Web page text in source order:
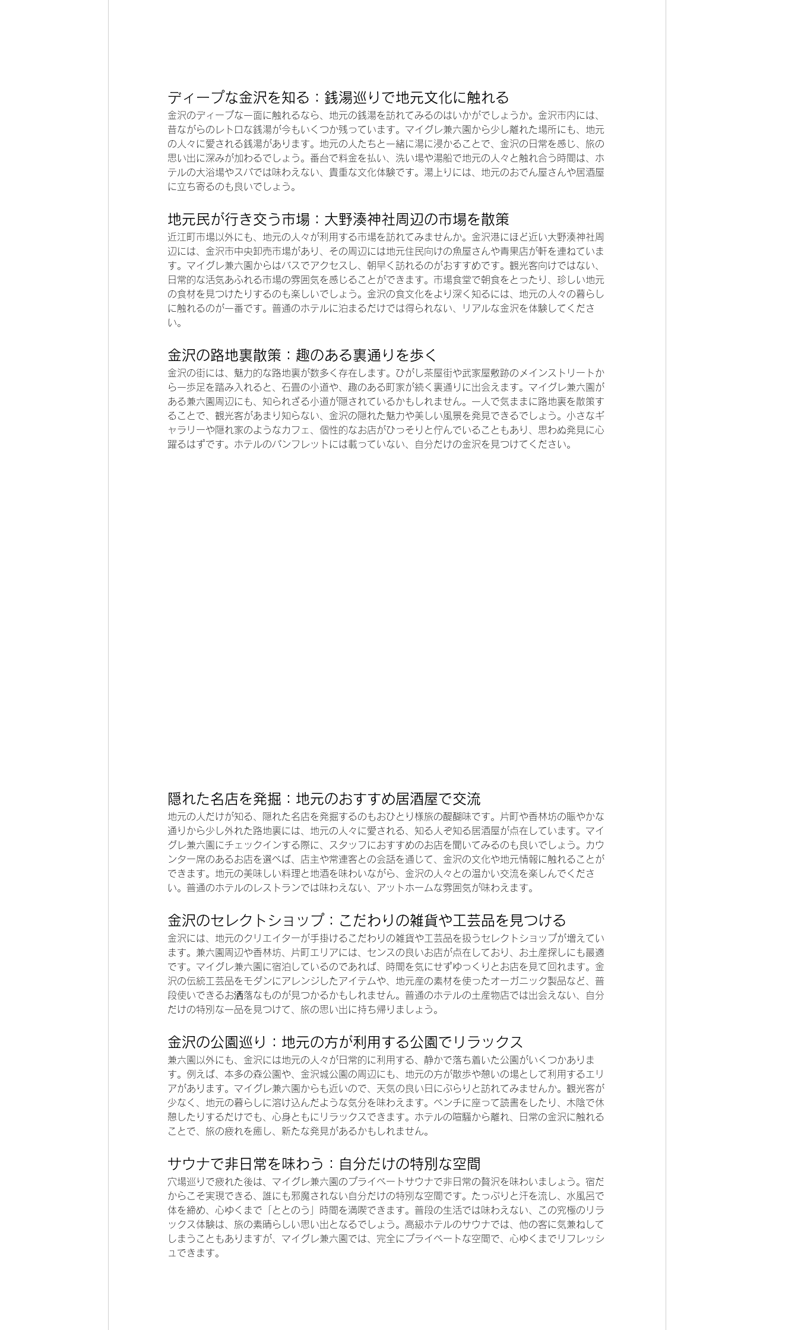
ディープな金沢を知る：銭湯巡りで地元文化に触れる
金沢のディープな一面に触れるなら、地元の銭湯を訪れてみるのはいかがでしょうか。金沢市内には、
昔ながらのレトロな銭湯が今もいくつか残っています。マイグレ兼六園から少し離れた場所にも、地元
の人々に愛される銭湯があります。地元の人たちと一緒に湯に浸かることで、金沢の日常を感じ、旅の
思い出に深みが加わるでしょう。番台で料金を払い、洗い場や湯船で地元の人々と触れ合う時間は、ホ
テルの大浴場やスパでは味わえない、貴重な文化体験です。湯上りには、地元のおでん屋さんや居酒屋
に立ち寄るのも良いでしょう。
地元民が行き交う市場：大野湊神社周辺の市場を散策
近江町市場以外にも、地元の人々が利用する市場を訪れてみませんか。金沢港にほど近い大野湊神社周
辺には、金沢市中央卸売市場があり、その周辺には地元住民向けの魚屋さんや青果店が軒を連ねていま
す。マイグレ兼六園からはバスでアクセスし、朝早く訪れるのがおすすめです。観光客向けではない、
日常的な活気あふれる市場の雰囲気を感じることができます。市場食堂で朝食をとったり、珍しい地元
の食材を見つけたりするのも楽しいでしょう。金沢の食文化をより深く知るには、地元の人々の暮らし
に触れるのが一番です。普通のホテルに泊まるだけでは得られない、リアルな金沢を体験してくださ
い。
金沢の路地裏散策：趣のある裏通りを歩く
金沢の街には、魅力的な路地裏が数多く存在します。ひがし茶屋街や武家屋敷跡のメインストリートか
ら一歩足を踏み入れると、石畳の小道や、趣のある町家が続く裏通りに出会えます。マイグレ兼六園が
ある兼六園周辺にも、知られざる小道が隠されているかもしれません。一人で気ままに路地裏を散策す
ることで、観光客があまり知らない、金沢の隠れた魅力や美しい風景を発見できるでしょう。小さなギ
ャラリーや隠れ家のようなカフェ、個性的なお店がひっそりと佇んでいることもあり、思わぬ発見に心
躍るはずです。ホテルのパンフレットには載っていない、自分だけの金沢を見つけてください。
隠れた名店を発掘：地元のおすすめ居酒屋で交流
地元の人だけが知る、隠れた名店を発掘するのもおひとり様旅の醍醐味です。片町や香林坊の賑やかな
通りから少し外れた路地裏には、地元の人々に愛される、知る人ぞ知る居酒屋が点在しています。マイ
グレ兼六園にチェックインする際に、スタッフにおすすめのお店を聞いてみるのも良いでしょう。カウ
ンター席のあるお店を選べば、店主や常連客との会話を通じて、金沢の文化や地元情報に触れることが
できます。地元の美味しい料理と地酒を味わいながら、金沢の人々との温かい交流を楽しんでくださ
い。普通のホテルのレストランでは味わえない、アットホームな雰囲気が味わえます。
金沢のセレクトショップ：こだわりの雑貨や工芸品を見つける
金沢には、地元のクリエイターが手掛けるこだわりの雑貨や工芸品を扱うセレクトショップが増えてい
ます。兼六園周辺や香林坊、片町エリアには、センスの良いお店が点在しており、お土産探しにも最適
です。マイグレ兼六園に宿泊しているのであれば、時間を気にせずゆっくりとお店を見て回れます。金
沢の伝統工芸品をモダンにアレンジしたアイテムや、地元産の素材を使ったオーガニック製品など、普
段使いできるお洒落なものが見つかるかもしれません。普通のホテルの土産物店では出会えない、自分
だけの特別な一品を見つけて、旅の思い出に持ち帰りましょう。
金沢の公園巡り：地元の方が利用する公園でリラックス
兼六園以外にも、金沢には地元の人々が日常的に利用する、静かで落ち着いた公園がいくつかありま
す。例えば、本多の森公園や、金沢城公園の周辺にも、地元の方が散歩や憩いの場として利用するエリ
アがあります。マイグレ兼六園からも近いので、天気の良い日にぶらりと訪れてみませんか。観光客が
少なく、地元の暮らしに溶け込んだような気分を味わえます。ベンチに座って読書をしたり、木陰で休
憩したりするだけでも、心身ともにリラックスできます。ホテルの喧騒から離れ、日常の金沢に触れる
ことで、旅の疲れを癒し、新たな発見があるかもしれません。
サウナで非日常を味わう：自分だけの特別な空間
穴場巡りで疲れた後は、マイグレ兼六園のプライベートサウナで非日常の贅沢を味わいましょう。宿だ
からこそ実現できる、誰にも邪魔されない自分だけの特別な空間です。たっぷりと汗を流し、水風呂で
体を締め、心ゆくまで「ととのう」時間を満喫できます。普段の生活では味わえない、この究極のリラ
ックス体験は、旅の素晴らしい思い出となるでしょう。高級ホテルのサウナでは、他の客に気兼ねして
しまうこともありますが、マイグレ兼六園では、完全にプライベートな空間で、心ゆくまでリフレッシ
ュできます。